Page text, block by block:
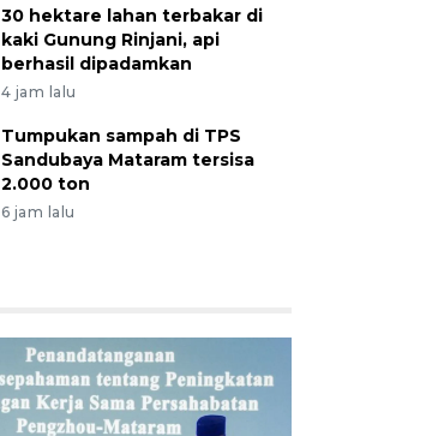
30 hektare lahan terbakar di
kaki Gunung Rinjani, api
berhasil dipadamkan
4 jam lalu
Tumpukan sampah di TPS
Sandubaya Mataram tersisa
2.000 ton
6 jam lalu